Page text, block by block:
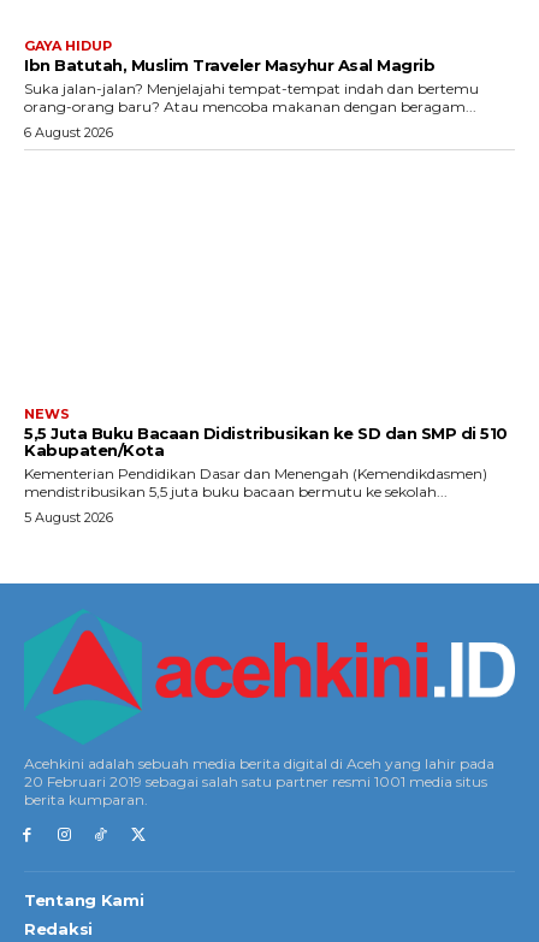
GAYA HIDUP
Ibn Batutah, Muslim Traveler Masyhur Asal Magrib
Suka jalan-jalan? Menjelajahi tempat-tempat indah dan bertemu
orang-orang baru? Atau mencoba makanan dengan beragam...
6 August 2026
NEWS
5,5 Juta Buku Bacaan Didistribusikan ke SD dan SMP di 510
Kabupaten/Kota
Kementerian Pendidikan Dasar dan Menengah (Kemendikdasmen)
mendistribusikan 5,5 juta buku bacaan bermutu ke sekolah...
5 August 2026
Acehkini adalah sebuah media berita digital di Aceh yang lahir pada
20 Februari 2019 sebagai salah satu partner resmi 1001 media situs
berita kumparan.
Tentang Kami
Redaksi